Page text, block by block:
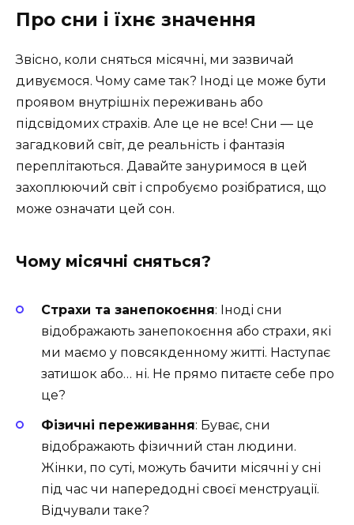
Про сни і їхнє значення
Звісно, коли сняться місячні, ми зазвичай
дивуємося. Чому саме так? Іноді це може бути
проявом внутрішніх переживань або
підсвідомих страхів. Але це не все! Сни — це
загадковий світ, де реальність і фантазія
переплітаються. Давайте зануримося в цей
захоплюючий світ і спробуємо розібратися, що
може означати цей сон.
Чому місячні сняться?
Страхи та занепокоєння: Іноді сни
відображають занепокоєння або страхи, які
ми маємо у повсякденному житті. Наступає
затишок або… ні. Не прямо питаєте себе про
це?
Фізичні переживання: Буває, сни
відображають фізичний стан людини.
Жінки, по суті, можуть бачити місячні у сні
під час чи напередодні своєї менструації.
Відчували таке?